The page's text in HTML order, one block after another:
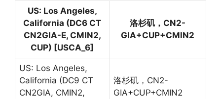
US: Los Angeles,
California (DC6 CT
CN2GIA-E, CMIN2,
CUP) [USCA_6]
洛杉矶，CN2-
GIA+CUP+CMIN2
US: Los Angeles,
California (DC9 CT
CN2GIA, CMIN2,
洛杉矶，CN2-
GIA+CUP+CMIN2